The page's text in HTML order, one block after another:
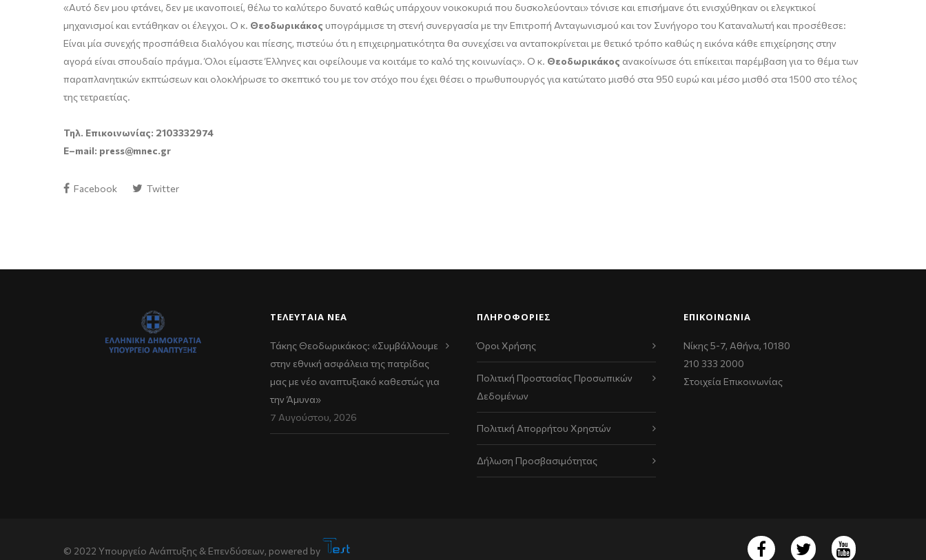
«Αυτό δεν μου φτάνει, δεν με ικανοποιεί, θέλω το καλύτερο δυνατό καθώς υπάρχουν νοικοκυριά που δυσκολεύονται» τόνισε και επισήμανε ότι ενισχύθηκαν οι ελεγκτικοί
μηχανισμοί και εντάθηκαν οι έλεγχοι. Ο κ. Θεοδωρικάκος υπογράμμισε τη στενή συνεργασία με την Επιτροπή Ανταγωνισμού και τον Συνήγορο του Καταναλωτή και προσέθεσε:
Είναι μία συνεχής προσπάθεια διαλόγου και πίεσης, πιστεύω ότι η επιχειρηματικότητα θα συνεχίσει να ανταποκρίνεται με θετικό τρόπο καθώς η εικόνα κάθε επιχείρησης στην
αγορά είναι σπουδαίο πράγμα. Όλοι είμαστε Έλληνες και οφείλουμε να κοιτάμε το καλό της κοινωνίας». Ο κ. Θεοδωρικάκος ανακοίνωσε ότι επίκειται παρέμβαση για το θέμα των
παραπλανητικών εκπτώσεων και ολοκλήρωσε το σκεπτικό του με τον στόχο που έχει θέσει ο πρωθυπουργός για κατώτατο μισθό στα 950 ευρώ και μέσο μισθό στα 1500 στο τέλος
της τετραετίας.
Τηλ. Επικοινωνίας: 2103332974
E–mail: press@mnec.gr
Facebook Twitter
ΤΕΛΕΥΤΑΊΑ ΝΈΑ
Τάκης Θεοδωρικάκος: «Συμβάλλουμε
στην εθνική ασφάλεια της πατρίδας
μας με νέο αναπτυξιακό καθεστώς για
την Άμυνα»
7 Αυγούστου, 2026
ΠΛΗΡΟΦΟΡΙΕΣ
Όροι Χρήσης
Πολιτική Προστασίας Προσωπικών
Δεδομένων
Πολιτική Απορρήτου Χρηστών
Δήλωση Προσβασιμότητας
ΕΠΙΚΟΙΝΩΝΊΑ
Νίκης 5-7, Αθήνα, 10180
210 333 2000
Στοιχεία Επικοινωνίας
© 2022 Υπουργείο Ανάπτυξης & Επενδύσεων, powered by